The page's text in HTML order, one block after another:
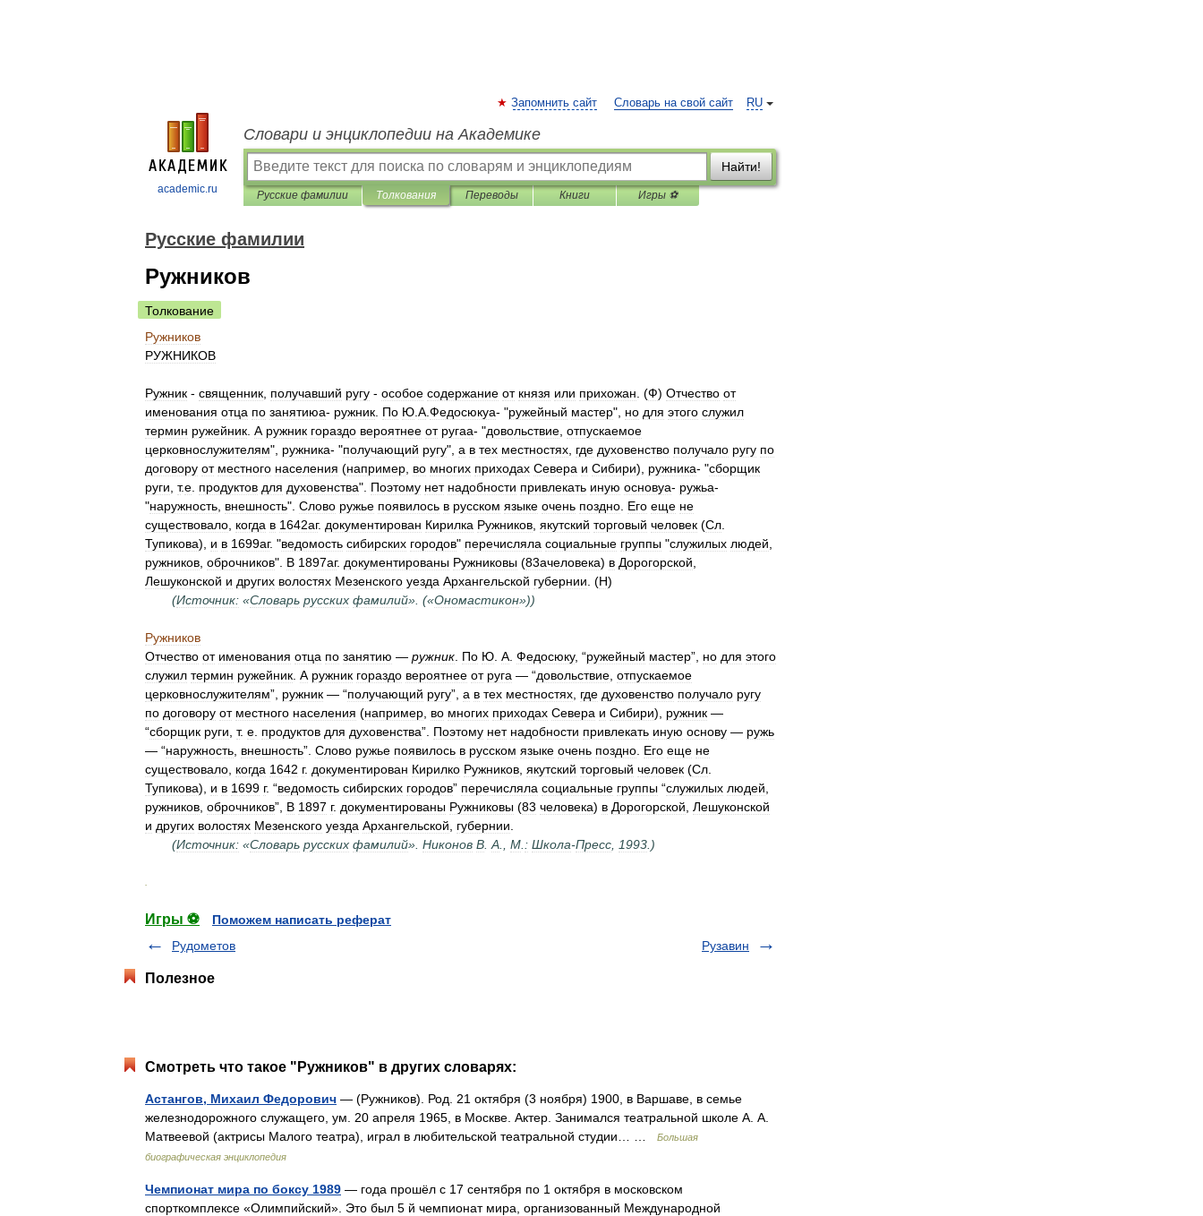
academic.ru
RU
Запомнить сайт Словарь на свой сайт
Словари и энциклопедии на Академике
Найти!
Русские фамилии Толкования Переводы Книги Игры ⚽
Русские фамилии
Ружников
Толкование
Ружников
РУЖНИКОВ
Ружник - священник получавший ругу - особое содержание от князя или прихожан . (Ф) Отчество от
именования отца по занятиюа- ружник По Ю А Федосюкуа- "ружейный мастер", но для этого служил
термин ружейник А ружник гораздо вероятнее от ругаа- "довольствие отпускаемое
церковнослужителям", ружника- "получающий ругу", а в тех местностях где духовенство получало ругу по
договору от местного населения (например во многих приходах Севера и Сибири), ружника- "сборщик
руги т.е продуктов для духовенства". Поэтому нет надобности привлекать иную основуа- ружьа-
"наружность внешность". Слово ружье появилось в русском языке очень поздно Его еще не
существовало когда в 1642аг. документирован Кирилка Ружников якутский торговый человек (Сл
Тупикова), и в 1699аг. "ведомость сибирских городов" перечисляла социальные группы "служилых людей
ружников оброчников". В 1897аг. документированы Ружниковы (83ачеловека) в Дорогорской
Лешуконской и других волостях Мезенского уезда Архангельской губернии . (Н)
(Источник: «Словарь русских фамилий». («Ономастикон»))
Ружников
Отчество от именования отца по занятию — ружник По Ю А Федосюку, “ружейный мастер”, но для этого
служил термин ружейник А ружник гораздо вероятнее от руга — “довольствие отпускаемое
церковнослужителям”, ружник — “получающий ругу”, а в тех местностях где духовенство получало ругу
по договору от местного населения (например во многих приходах Севера и Сибири), ружник —
“сборщик руги т. е продуктов для духовенства”. Поэтому нет надобности привлекать иную основу — ружь
— “наружность внешность”. Слово ружье появилось в русском языке очень поздно Его еще не
существовало когда 1642 г. документирован Кирилко Ружников якутский торговый человек (Сл
Тупикова), и в 1699 г. “ведомость сибирских городов” перечисляла социальные группы “служилых людей
ружников оброчников”, В 1897 г. документированы Ружниковы (83 человека) в Дорогорской Лешуконской
и других волостях Мезенского уезда Архангельской губернии
(Источник: «Словарь русских фамилий». Никонов В А М : Школа-Пресс 1993 .)
Игры ⚽
Поможем написать реферат
Рудометов
Рузавин
Полезное
Смотреть что такое "Ружников" в других словарях:
Астангов, Михаил Федорович — (Ружников). Род. 21 октября (3 ноября) 1900, в Варшаве, в семье
железнодорожного служащего, ум. 20 апреля 1965, в Москве. Актер. Занимался театральной школе А. А.
Матвеевой (актрисы Малого театра), играл в любительской театральной студии… …
Большая
биографическая энциклопедия
Чемпионат мира по боксу 1989 — года прошёл с 17 сентября по 1 октября в московском
спорткомплексе «Олимпийский». Это был 5 й чемпионат мира, организованный Международной